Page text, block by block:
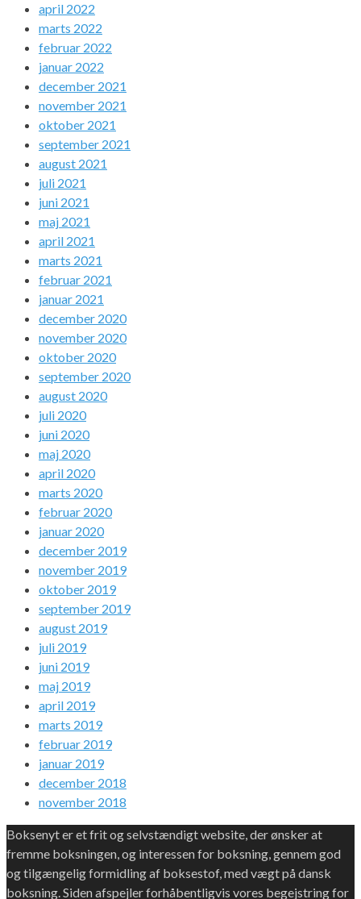
april 2022
marts 2022
februar 2022
januar 2022
december 2021
november 2021
oktober 2021
september 2021
august 2021
juli 2021
juni 2021
maj 2021
april 2021
marts 2021
februar 2021
januar 2021
december 2020
november 2020
oktober 2020
september 2020
august 2020
juli 2020
juni 2020
maj 2020
april 2020
marts 2020
februar 2020
januar 2020
december 2019
november 2019
oktober 2019
september 2019
august 2019
juli 2019
juni 2019
maj 2019
april 2019
marts 2019
februar 2019
januar 2019
december 2018
november 2018
Boksenyt er et frit og selvstændigt website, der ønsker at
fremme boksningen, og interessen for boksning, gennem god
og tilgængelig formidling af boksestof, med vægt på dansk
boksning. Siden afspejler forhåbentligvis vores begejstring for